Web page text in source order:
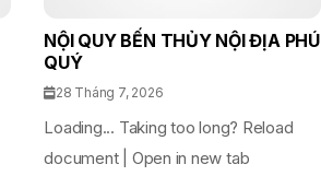
NỘI QUY BẾN THỦY NỘI ĐỊA PHÚ
QUÝ
28 Tháng 7, 2026
Loading... Taking too long? Reload
document | Open in new tab